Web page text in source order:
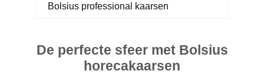
Bolsius professional kaarsen
De perfecte sfeer met Bolsius
horecakaarsen